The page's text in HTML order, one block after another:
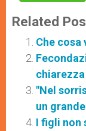
Related
Che cosa
chiarezza
"Nel
un
I figli non